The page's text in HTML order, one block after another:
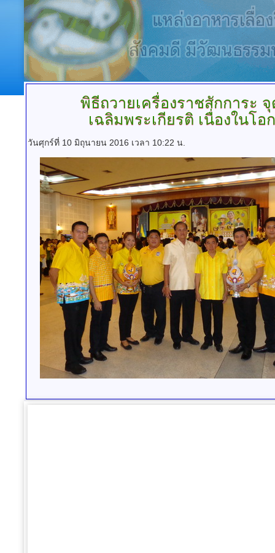
พิธีถวายเครื่องราชสักการะ จุ
เฉลิมพระเกียรติ เนื่องในโ
วันศุกร์ที่ 10 มิถุนายน 2016 เวลา 10:22 น.